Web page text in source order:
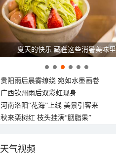
夏天的快乐 藏在这些消暑美味里
贵阳雨后晨雾缭绕 宛如水墨画卷
广西钦州雨后双彩虹现身
河南洛阳“花海”上线 美景引客来
秋来栾树红 枝头挂满“胭脂果”
天气视频